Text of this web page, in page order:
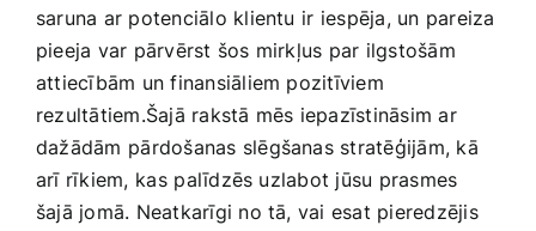
Mājražotājiem
Mājsaimniecības preces
Mēbeles un interjers
saruna ar potenciālo klientu ir ⁣iespēja, un pareiza
pieeja var​ pārvērst šos mirkļus par ilgstošām
attiecībām un finansiāliem pozitīviem
‌rezultātiem.Šajā rakstā mēs iepazīstināsim‍ ar‌
dažādām⁣ pārdošanas slēgšanas stratēģijām, kā
arī rīkiem, ⁣kas ⁣palīdzēs uzlabot ​jūsu prasmes
šajā jomā. ‌Neatkarīgi​ no tā, vai esat pieredzējis